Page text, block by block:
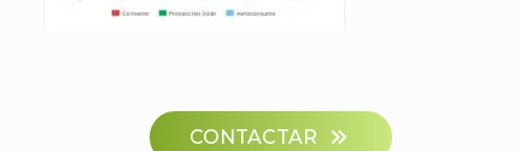
CONTACTAR